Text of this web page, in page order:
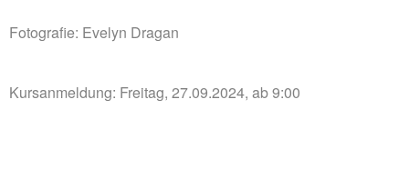
Fotografie: Evelyn Dragan
Kursanmeldung: Freitag, 27.09.2024, ab 9:00